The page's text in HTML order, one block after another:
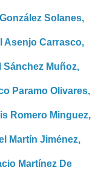
Solanes,
Asenjo Carrasco,
Sánchez Muñoz,
Paramo Olivares,
Romero Minguez,
Martín Jiménez,
Martínez De